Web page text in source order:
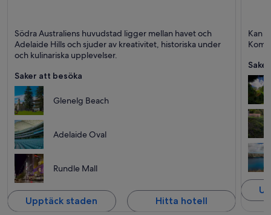
Restauranger, Shopping och Familjevänlig
Södra Australiens huvudstad ligger mellan havet och
Adelaide Hills och sjuder av kreativitet, historiska under
och kulinariska upplevelser.
Saker att besöka
Glenelg Beach
Adelaide Oval
Rundle Mall
Upptäck staden Hitta hotell
Kan
Kom